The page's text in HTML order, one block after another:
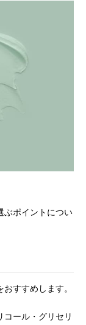
ぶポイントについ
すすめします。
コール・グリセリ